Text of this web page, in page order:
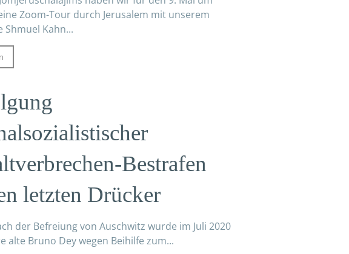
Zoom-Tour durch Jerusalem mit unserem
Shmuel Kahn...
Bestrafen
letzten Drücker
der Befreiung von Auschwitz wurde im Juli 2020
alte Bruno Dey wegen Beihilfe zum...